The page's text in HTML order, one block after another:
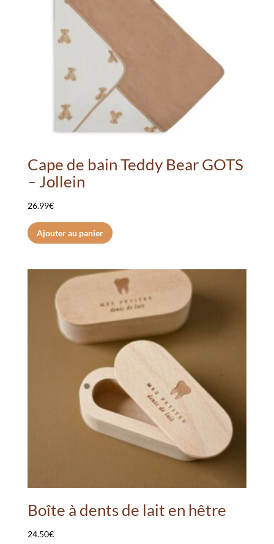
être
choisies
Cape de bain Teddy Bear GOTS
– Jollein
26.99€
Ajouter au panier
Boîte à dents de lait en hêtre
24.50€